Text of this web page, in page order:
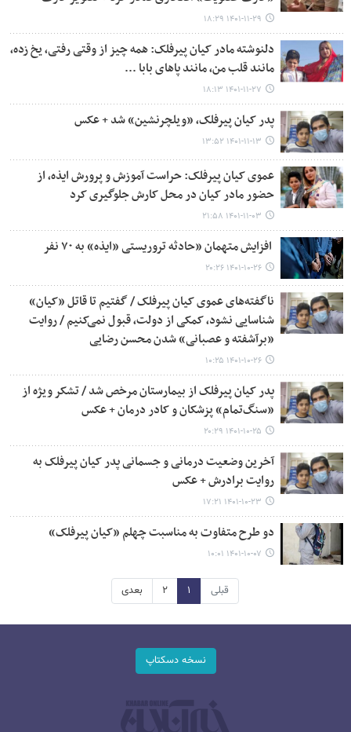
۱۴۰۱-۱۱-۲۹ ۱۸:۲۹
دلنوشته مادر کیان پیرفلک: همه چیز از وقتی رفتی، یخ زده،
مانند قلب من، مانند پاهای بابا ...
۱۴۰۱-۱۱-۲۷ ۱۸:۱۳
پدر کیان پیرفلک، «ویلچرنشین» شد + عکس
۱۴۰۱-۱۱-۱۳ ۱۳:۵۲
عموی کیان پیرفلک: حراست آموزش و پرورش ایذه، از
حضور مادر کیان در محل کارش جلوگیری کرد
۱۴۰۱-۱۱-۰۳ ۲۱:۵۸
افزایش متهمان «حادثه تروریستی «ایذه» به ۷۰ نفر
۱۴۰۱-۱۰-۲۶ ۲۰:۲۶
ناگفته‌های عموی کیان پیرفلک / گفتیم تا قاتل «کیان»
شناسایی نشود، کمکی از دولت، قبول نمی‌کنیم / روایت
«برآشفته و عصبانی» شدن محسن رضایی
۱۴۰۱-۱۰-۲۶ ۱۰:۲۵
پدر کیان پیرفلک از بیمارستان مرخص شد / تشکر ویژه از
«سنگ‌تمام» پزشکان و کادر درمان + عکس
۱۴۰۱-۱۰-۲۵ ۲۰:۲۹
آخرین وضعیت درمانی و جسمانی پدر کیان پیرفلک به
روایت برادرش + عکس
۱۴۰۱-۱۰-۲۳ ۱۷:۲۱
دو طرح متفاوت به مناسبت چهلم «کیان پیرفلک»
۱۴۰۱-۱۰-۰۷ ۱۰:۰۱
قبلی ۱ ۲ بعدی
نسخه دسکتاپ